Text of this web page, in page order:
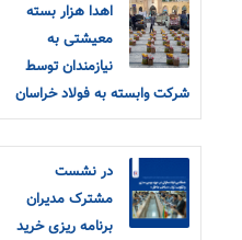
اهدا هزار بسته
معیشتی به
نیازمندان توسط
شرکت وابسته به فولاد خراسان
در نشست
مشترک مدیران
برنامه ریزی خرید